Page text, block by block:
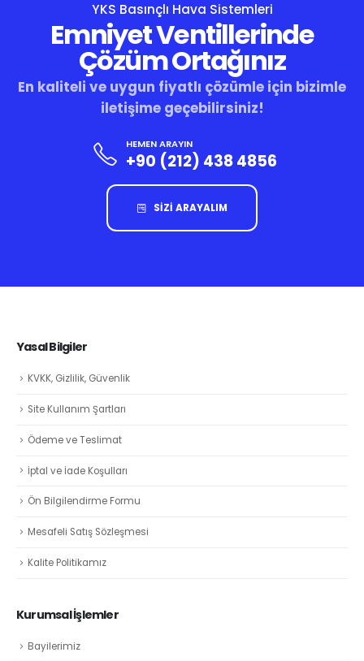
YKS Basınçlı Hava Sistemleri
Emniyet Ventillerinde
Çözüm Ortağınız
En kaliteli ve uygun fiyatlı çözümle için bizimle
iletişime geçebilirsiniz!
HEMEN ARAYIN
+90 (212) 438 4856
SİZİ ARAYALIM
Yasal Bilgiler
KVKK, Gizlilik, Güvenlik
Site Kullanım Şartları
Ödeme ve Teslimat
İptal ve İade Koşulları
Ön Bilgilendirme Formu
Mesafeli Satış Sözleşmesi
Kalite Politikamız
Kurumsal İşlemler
Bayilerimiz